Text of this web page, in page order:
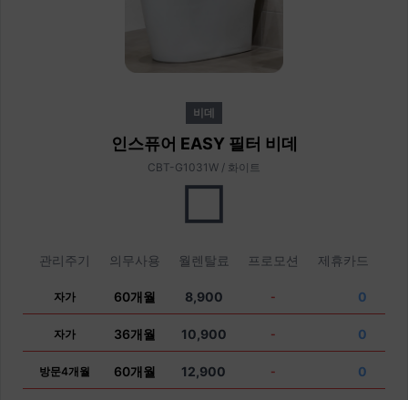
비데
인스퓨어 EASY 필터 비데
CBT-G1031W / 화이트
관리주기 의무사용 월렌탈료 프로모션 제휴카드
자가 60개월 8,900 - 0
자가 36개월 10,900 - 0
방문4개월 60개월 12,900 - 0